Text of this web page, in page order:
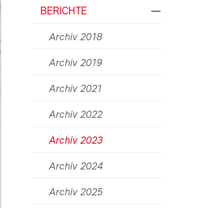
BERICHTE
Archiv 2018
Archiv 2019
Archiv 2021
Archiv 2022
Archiv 2023
Archiv 2024
Archiv 2025